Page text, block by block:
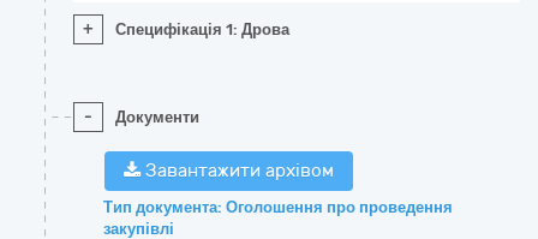
+ Специфікація 1: Дрова
- Документи
Завантажити архівом
Тип документа: Оголошення про проведення
закупівлі